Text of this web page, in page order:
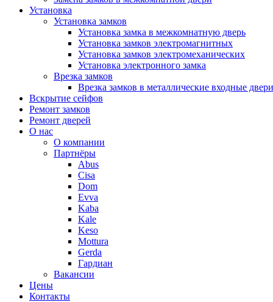
Установка
Установка замков
Установка замка в межкомнатную дверь
Установка замков электромагнитных
Установка замков электромеханических
Установка электронного замка
Врезка замков
Врезка замков в металлические входные двери
Вскрытие сейфов
Ремонт замков
Ремонт дверей
О нас
О компании
Партнёры
Abus
Cisa
Dom
Evva
Kaba
Kale
Keso
Mottura
Gerda
Гардиан
Вакансии
Цены
Контакты